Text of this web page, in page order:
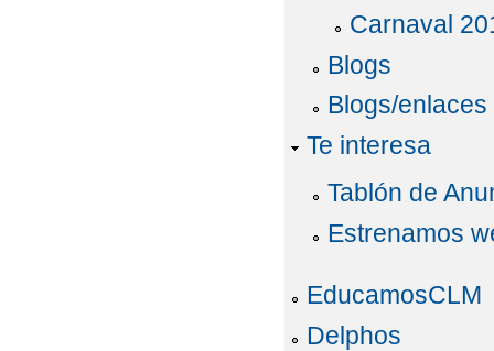
Carnaval
Blogs
Blogs/enlaces
Te interesa
Tablón de
Estrenamos
EducamosCLM
Delphos